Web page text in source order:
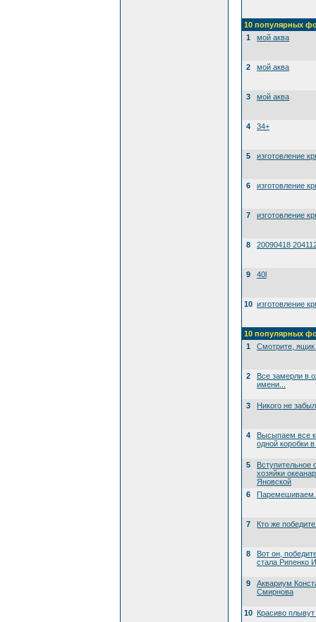
10 популярных
1
мой аква
2 мой аква
3 мой аква
4 34+
5 изготовление
6 изготовление
7 изготовление
8 20090418
9 40l
10 изготовление
10 популярных
1
Смотрите, ящик
2
Все замерли в
имени...
3 Никого не
4
Высыпаем все
одной коробки
5
Вступительное
хозяйки
Яновской
6
7 Кто же
8
Вот он,
стала Рипенко
9
Аквариум
Смирнова
10 Красиво плывут